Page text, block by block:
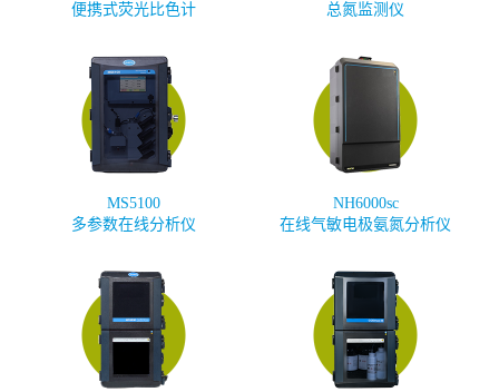
便携式荧光比色计
总氮监测仪
MS5100
多参数在线分析仪
NH6000sc
在线气敏电极氨氮分析仪